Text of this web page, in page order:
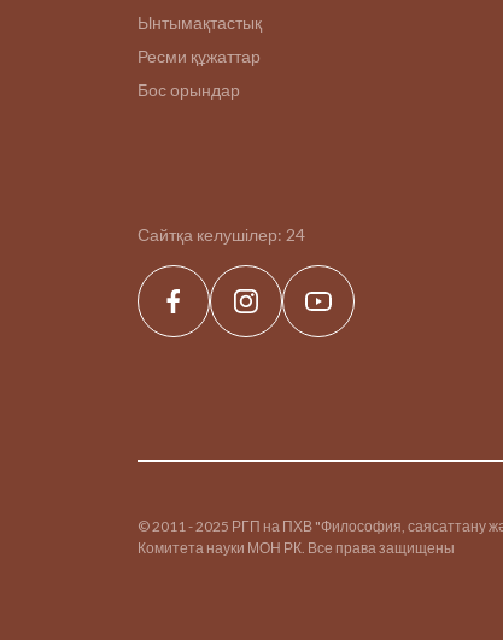
Ынтымақтастық
Ресми құжаттар
Бос орындар
Сайтқа келушілер: 24
© 2011 - 2025 РГП на ПХВ "Философия, саясаттану
Комитета науки МОН РК. Все права защищены